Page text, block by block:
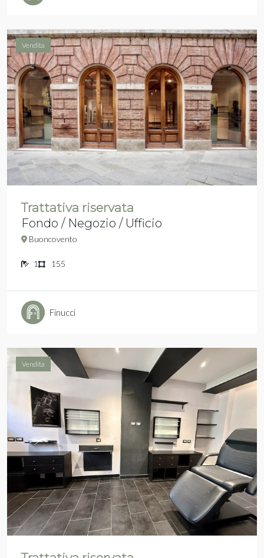
Vendita
Trattativa riservata
Fondo / Negozio / Ufficio
Buoncovento
1 155
Finucci
Vendita